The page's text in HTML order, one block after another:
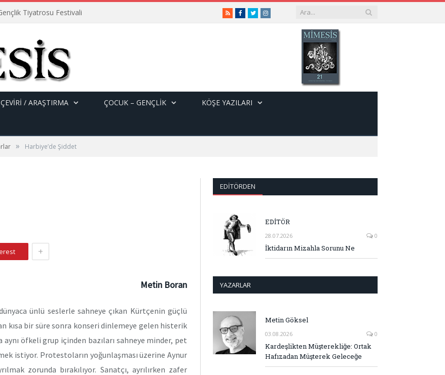
Tiyatrosu Festivali RSSFacebook
TwitterInstagram
ÇEVİRİ / ARAŞTIRMA ÇOCUK – GENÇLIK KÖŞE YAZILARI
» Harbiye’de Şiddet
+
Metin Boran
ünlü seslerle sahneye çıkan Kürtçenin güçlü
kısa bir süre sonra konseri dinlemeye gelen histerik
öfkeli grup içinden bazıları sahneye minder, pet
istiyor. Protestoların yoğunlaşması üzerine Aynur
zorunda bırakılıyor. Sanatçı, ayrılırken zafer
EDITÖRDEN
EDİTÖR
28.07.2026 0
İktidarın Mizahla Sorunu Ne
YAZARLAR
Metin Göksel
03.08.2026 0
Kardeşlikten Müşterekliğe: Ortak
Hafızadan Müşterek Geleceğe